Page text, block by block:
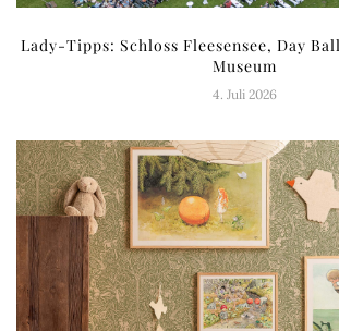
Lady-Tipps: Schloss Fleesensee, Day
Museum
4. Juli 2026